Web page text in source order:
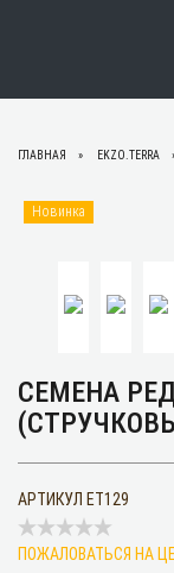
ГЛАВНАЯ EKZO.TERRA
Новинка
СЕМЕНА
АРТИКУЛ ET129
ПОЖАЛОВАТЬСЯ НА